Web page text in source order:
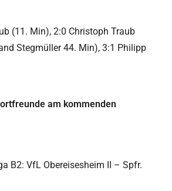
(11. Min), 2:0 Christoph Traub
Stegmüller 44. Min), 3:1 Philipp
am kommenden
B2: VfL Obereisesheim II – Spfr.